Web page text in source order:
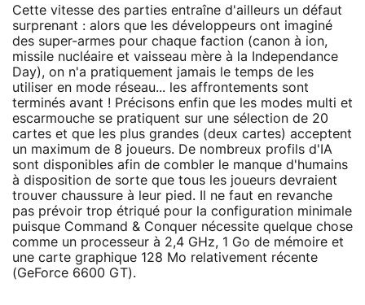
Cette vitesse des parties entraîne d'ailleurs un défaut
surprenant : alors que les développeurs ont imaginé
des super-armes pour chaque faction (canon à ion,
missile nucléaire et vaisseau mère à la Independance
Day), on n'a pratiquement jamais le temps de les
utiliser en mode réseau... les affrontements sont
terminés avant ! Précisons enfin que les modes multi et
escarmouche se pratiquent sur une sélection de 20
cartes et que les plus grandes (deux cartes) acceptent
un maximum de 8 joueurs. De nombreux profils d'IA
sont disponibles afin de combler le manque d'humains
à disposition de sorte que tous les joueurs devraient
trouver chaussure à leur pied. Il ne faut en revanche
pas prévoir trop étriqué pour la configuration minimale
puisque Command & Conquer nécessite quelque chose
comme un processeur à 2,4 GHz, 1 Go de mémoire et
une carte graphique 128 Mo relativement récente
(GeForce 6600 GT).